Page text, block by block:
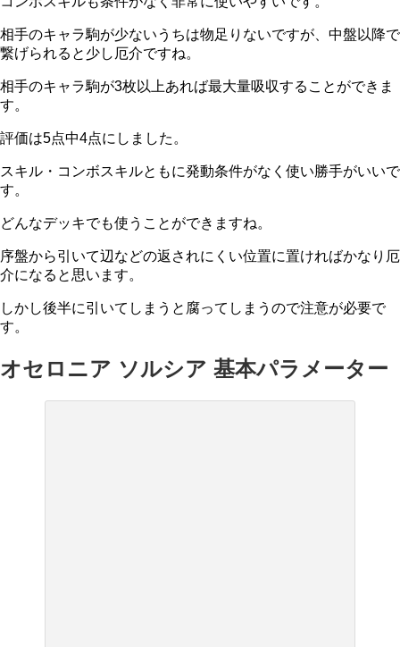
相手のキャラ駒が少ないうちは物足りないですが、中盤以降で
繋げられると少し厄介ですね。
相手のキャラ駒が3枚以上あれば最大量吸収することができま
す。
評価は5点中4点にしました。
スキル・コンボスキルともに発動条件がなく使い勝手がいいで
す。
どんなデッキでも使うことができますね。
序盤から引いて辺などの返されにくい位置に置ければかなり厄
介になると思います。
しかし後半に引いてしまうと腐ってしまうので注意が必要で
す。
オセロニア ソルシア 基本パラメーター